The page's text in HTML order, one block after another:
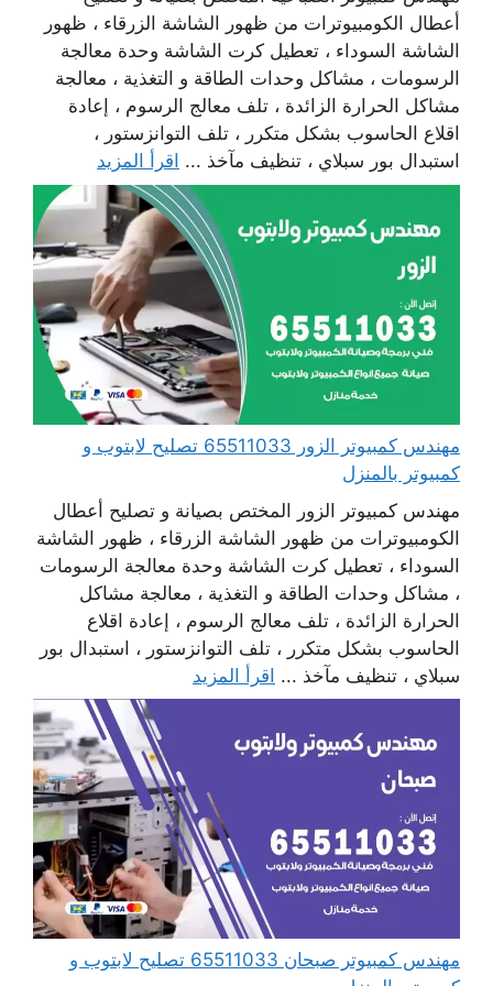
أعطال الكومبيوترات من ظهور الشاشة الزرقاء ، ظهور
الشاشة السوداء ، تعطيل كرت الشاشة وحدة معالجة
الرسومات ، مشاكل وحدات الطاقة و التغذية ، معالجة
مشاكل الحرارة الزائدة ، تلف معالج الرسوم ، إعادة
اقلاع الحاسوب بشكل متكرر ، تلف التوانزستور ،
استبدال بور سبلاي ، تنظيف مآخذ ... اقرأ المزيد
مهندس كمبيوتر الزور 65511033 تصليح لابتوب و
كمبيوتر بالمنزل
مهندس كمبيوتر الزور المختص بصيانة و تصليح أعطال
الكومبيوترات من ظهور الشاشة الزرقاء ، ظهور الشاشة
السوداء ، تعطيل كرت الشاشة وحدة معالجة الرسومات
، مشاكل وحدات الطاقة و التغذية ، معالجة مشاكل
الحرارة الزائدة ، تلف معالج الرسوم ، إعادة اقلاع
الحاسوب بشكل متكرر ، تلف التوانزستور ، استبدال بور
سبلاي ، تنظيف مآخذ ... اقرأ المزيد
مهندس كمبيوتر صبحان 65511033 تصليح لابتوب و